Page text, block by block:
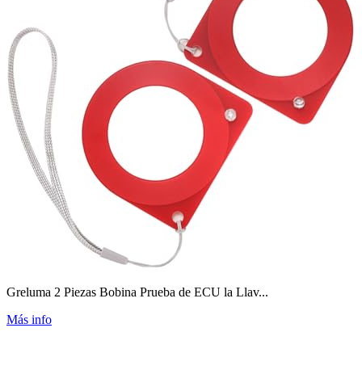
Greluma 2 Piezas Bobina Prueba de ECU la Llav...
Más info